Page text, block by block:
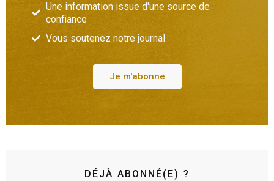
Une information issue d'une source de
confiance
Vous soutenez notre journal
Je m'abonne
DÉJÀ ABONNÉ(E) ?